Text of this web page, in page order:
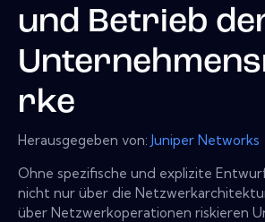
und Betrieb
rke
Herausgegeben von: Juniper Networks
Ohne spezifische und explizite
nicht nur über die
über Netzwerkoperationen riskieren